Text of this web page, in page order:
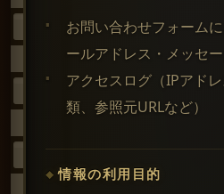
お問い合わせフォーム
ールアドレス・メッセ
アクセスログ（IPアド
類、参照元URLなど）
情報の利用目的